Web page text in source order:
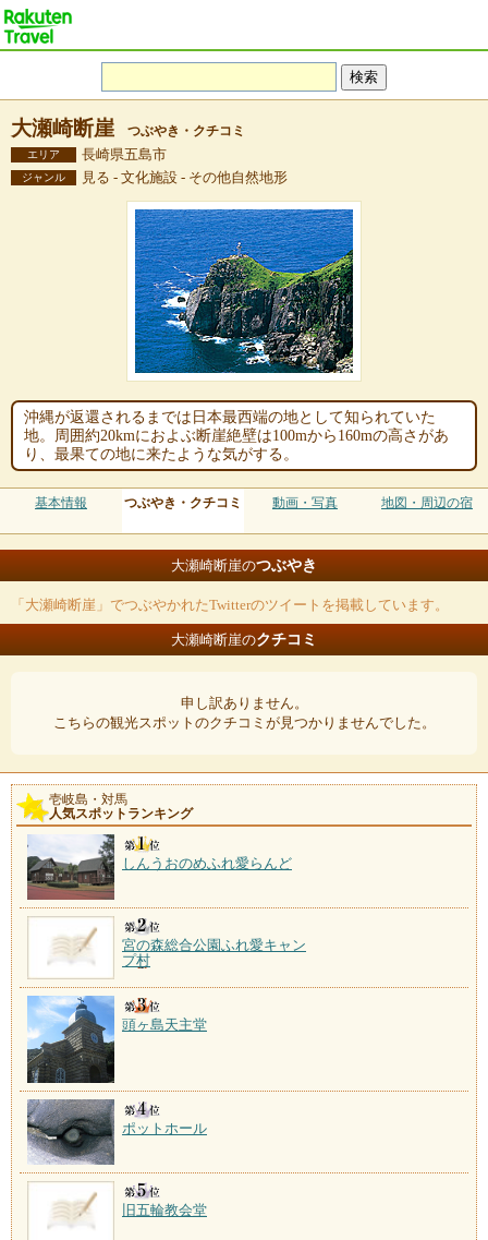
大瀬崎断崖 つぶやき・クチコミ
エリア 長崎県五島市
ジャンル 見る - 文化施設 - その他自然地形
沖縄が返還されるまでは日本最西端の地として知られていた
地。周囲約20kmにおよぶ断崖絶壁は100mから160mの高さがあ
り、最果ての地に来たような気がする。
基本情報 つぶやき・クチコミ 動画・写真 地図・周辺の宿
大瀬崎断崖のつぶやき
「大瀬崎断崖」でつぶやかれたTwitterのツイートを掲載しています。
大瀬崎断崖のクチコミ
申し訳ありません。
こちらの観光スポットのクチコミが見つかりませんでした。
壱岐島・対馬
人気スポットランキング
しんうおのめふれ愛らんど
宮の森総合公園ふれ愛キャン
プ村
頭ヶ島天主堂
ポットホール
旧五輪教会堂